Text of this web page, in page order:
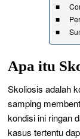
Apa itu
Skoliosis adalah
samping
kondisi ini ringan
kasus tertentu